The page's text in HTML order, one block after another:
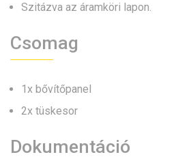
Szitázva az áramköri lapon.
Csomag
1x bővítőpanel
2x tüskesor
Dokumentáció